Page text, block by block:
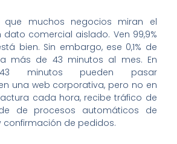
que muchos negocios miran el
comercial aislado. Ven 99,9%
bien. Sin embargo, ese 0,1% de
más de 43 minutos al mes. En
43 minutos pueden pasar
una web corporativa, pero no en
cada hora, recibe tráfico de
de procesos automáticos de
confirmación de pedidos.